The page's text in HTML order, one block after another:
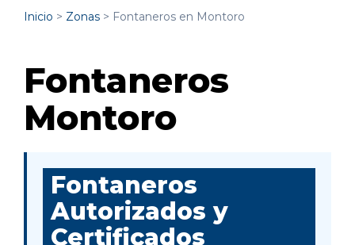
Inicio > Zonas > Fontaneros en Montoro
Fontaneros
Montoro
Fontaneros
Autorizados y
Certificados